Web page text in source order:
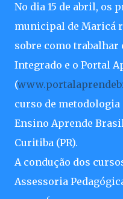
No dia 15 de abril, os
municipal de Maricá
sobre como
Integrado e o Portal
(
curso de metodologia
Ensino Aprende
Curitiba (PR).
A condução dos
Assessoria